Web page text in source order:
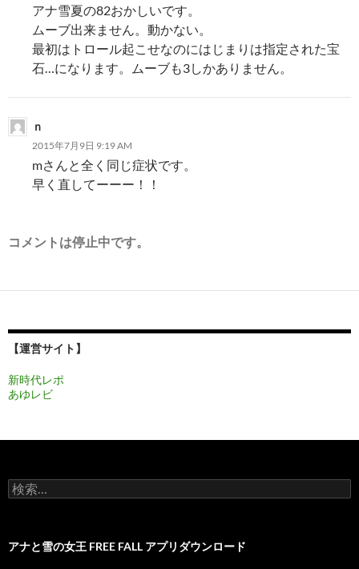
アナ雪夏の82おかしいです。
ムーブ出来ません。動かない。
最初はトロール起こせなのにはじまりは指定された宝
石…になります。ムーブも3しかありません。
ｎ
2015年7月9日 9:19 AM
mさんと全く同じ症状です。
早く直してーーー！！
コメントは停止中です。
【運営サイト】
新時代レポ
あゆレビ
検
索:
アナと雪の女王 FREE FALL アプリダウンロード